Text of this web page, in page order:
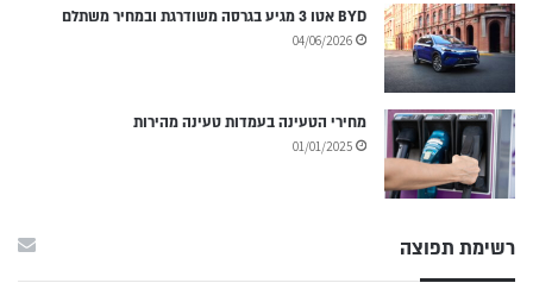
BYD אטו 3 מגיע בגרסה משודרגת ובמחיר משתלם
04/06/2026
מחירי הטעינה בעמדות טעינה מהירות
01/01/2025
רשימת תפוצה